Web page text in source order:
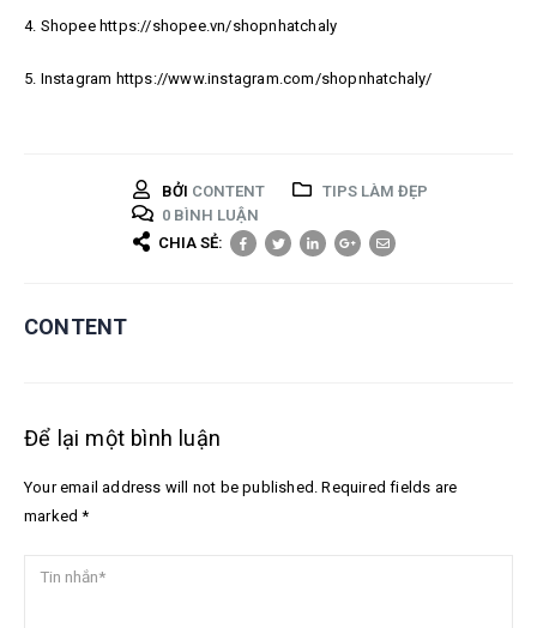
4. Shopee https://shopee.vn/shopnhatchaly
5. Instagram https://www.instagram.com/shopnhatchaly/
BỞI CONTENT
TIPS LÀM ĐẸP
0 BÌNH LUẬN
CHIA SẺ:
CONTENT
Để lại một bình luận
Your email address will not be published. Required fields are
marked *